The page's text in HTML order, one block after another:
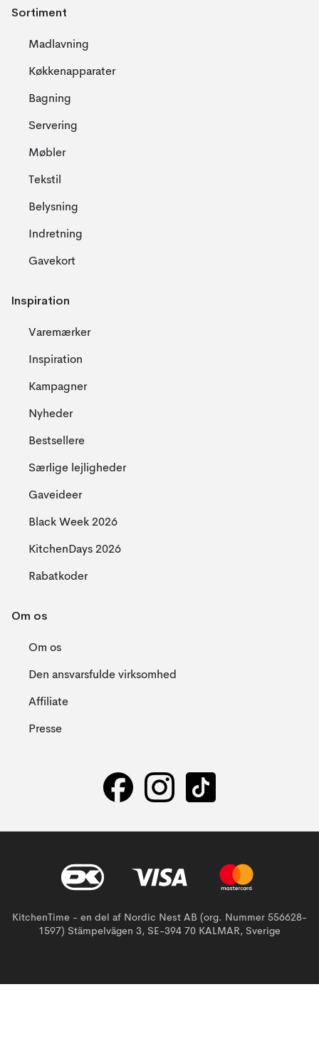
Sortiment
Madlavning
Køkkenapparater
Bagning
Servering
Møbler
Tekstil
Belysning
Indretning
Gavekort
Inspiration
Varemærker
Inspiration
Kampagner
Nyheder
Bestsellere
Særlige lejligheder
Gaveideer
Black Week 2026
KitchenDays 2026
Rabatkoder
Om os
Om os
Den ansvarsfulde virksomhed
Affiliate
Presse
KitchenTime - en del af Nordic Nest AB (org. Nummer 556628-
1597) Stämpelvägen 3, SE-394 70 KALMAR, Sverige